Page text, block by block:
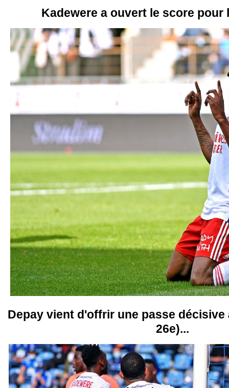
Kadewere a ouvert le score pour
Depay vient d'offrir une passe décisive
26e)...